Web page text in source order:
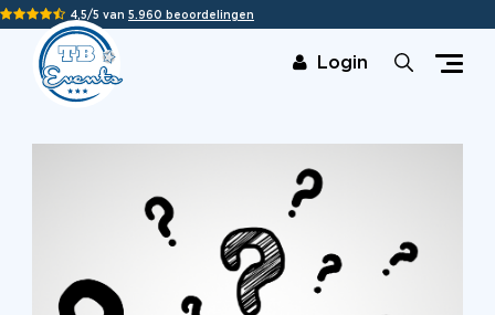
4,5/5 van 5.960 beoordelingen
Login